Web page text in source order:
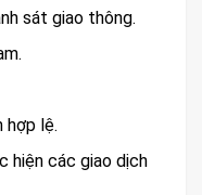
sát giao thông.
hợp lệ.
hiện các giao dịch